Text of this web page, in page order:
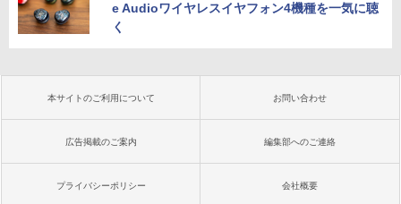
e Audioワイヤレスイヤフォン4機種を一気に聴
く
本サイトのご利用について お問い合わせ
広告掲載のご案内 編集部へのご連絡
プライバシーポリシー 会社概要